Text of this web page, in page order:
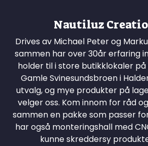
Nautiluz
Drives av Michael Peter og
sammen har over 30år erfaring
holder til i store butikklokaler på
Gamle Svinesundsbroen i
utvalg, og mye produkter på
velger oss. Kom innom for råd
sammen en pakke som passer
har også monteringshall med
kunne skreddersy